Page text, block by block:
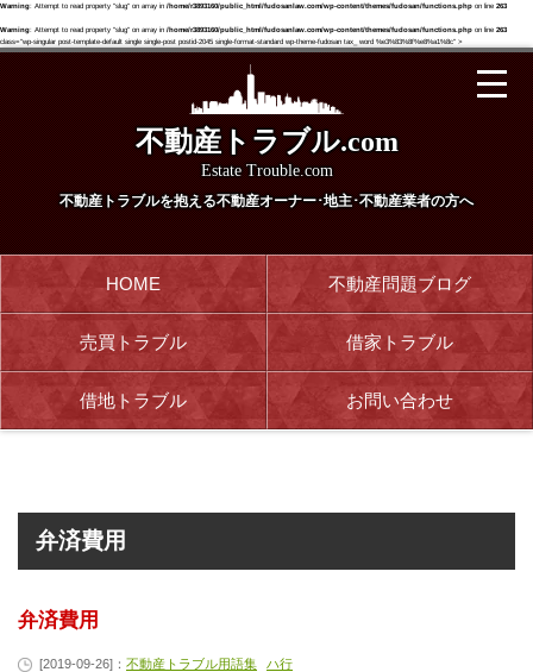
Warning: Attempt to read property "slug" on array in /home/r3893160/public_html/fudosanlaw.com/wp-content/themes/fudosan/functions.php on line 263
Warning: Attempt to read property "slug" on array in /home/r3893160/public_html/fudosanlaw.com/wp-content/themes/fudosan/functions.php on line 263
class="wp-singular post-template-default single single-post postid-2045 single-format-standard wp-theme-fudosan tax_ word %e3%83%8f%e8%a1%8c" >
不動産トラブル.com
Estate Trouble.com
不動産トラブルを抱える不動産オーナー･地主･不動産業者の方へ
HOME 不動産問題ブログ
売買トラブル 借家トラブル
借地トラブル お問い合わせ
弁済費用
弁済費用
[2019-09-26]： 不動産トラブル用語集 ハ行